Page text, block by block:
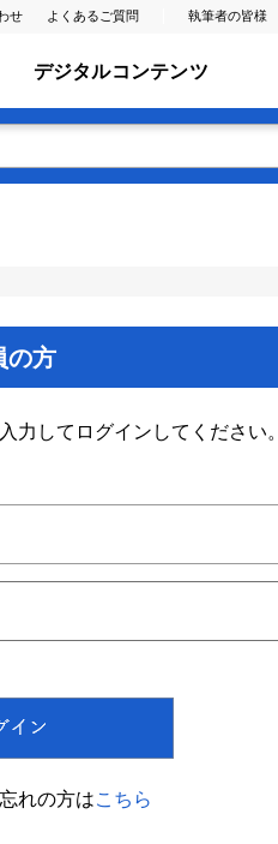
せ よくあるご質問 執筆者の皆様
デジタルコンテンツ
の方
力してログインしてください。
れの方はこちら